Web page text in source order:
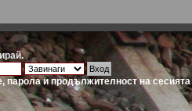
.
парола и продължителност на сесията